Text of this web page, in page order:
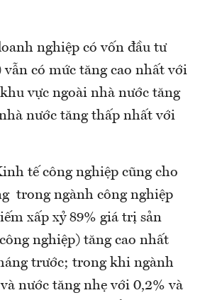
nghiệp có vốn đầu tư
có mức tăng cao nhất với
vực ngoài nhà nước tăng
nước tăng thấp nhất với
tế công nghiệp cũng cho
trong ngành công nghiệp
xấp xỷ 89% giá trị sản
nghiệp) tăng cao nhất
trước; trong khi ngành
nước tăng nhẹ với 0,2% và